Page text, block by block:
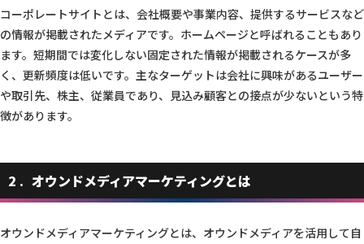
コーポレートサイトとは、会社概要や事業内容、提供するサービスなど
の情報が掲載されたメディアです。ホームページと呼ばれることもあり
ます。短期間では変化しない固定された情報が掲載されるケースが多
く、更新頻度は低いです。主なターゲットは会社に興味があるユーザー
や取引先、株主、従業員であり、見込み顧客との接点が少ないという特
徴があります。
2 オウンドメディアマーケティングとは
オウンドメディアマーケティングとは、オウンドメディアを活用して自